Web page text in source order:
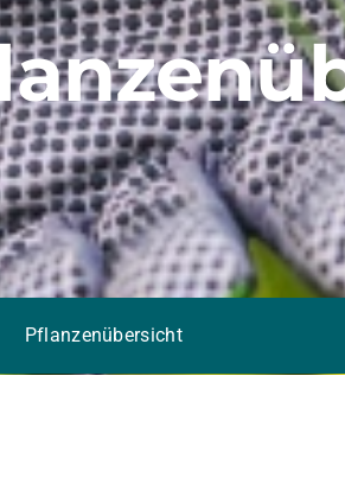
Pflanzenübersicht